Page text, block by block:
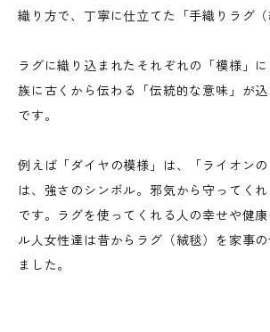
織り方で、丁寧に仕立てた「手織りラグ（
ラグに織り込まれたそれぞれの「模様」
族に古くから伝わる「伝統的な意味」が
です。
例えば「ダイヤの模様」は、「ライオン
は、強さのシンボル。邪気から守ってく
です。ラグを使ってくれる人の幸せや健
ル人女性達は昔からラグ（絨毯）を家事
ました。